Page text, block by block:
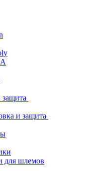
и защита
для шлемов